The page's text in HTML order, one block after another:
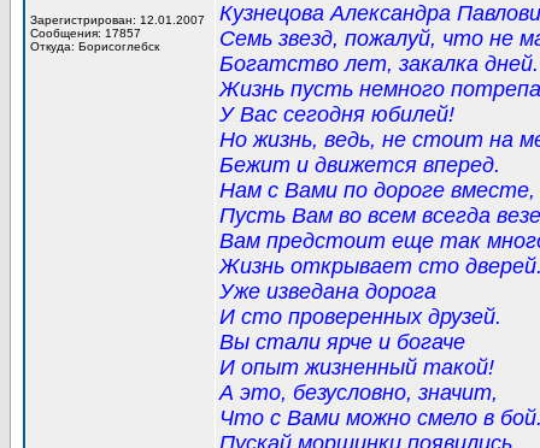
Зарегистрирован: 12.01.2007
Сообщения: 17857
Откуда: Борисоглебск
Кузнецова Александра
Семь звезд, пожалуй, что не
Богатство лет, закалка дней.
Жизнь пусть немного
У Вас сегодня юбилей!
Но жизнь, ведь, не стоит на
Бежит и движется вперед.
Нам с Вами по дороге вместе,
Пусть Вам во всем всегда
Вам предстоит еще так
Жизнь открывает сто
Уже изведана дорога
И сто проверенных друзей.
Вы стали ярче и богаче
И опыт жизненный такой!
А это, безусловно, значит,
Что с Вами можно смело в
Пускай морщинки появились